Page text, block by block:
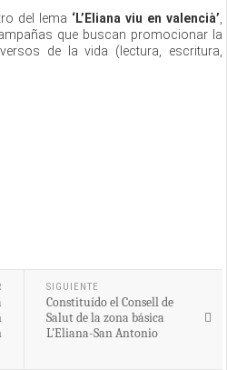
del lema ‘L’Eliana viu en valencià’
que buscan promocionar la
de la vida (lectura, escritura,
SIGUIENTE
Constituído el Consell de
Salut de la zona básica
L'Eliana-San Antonio